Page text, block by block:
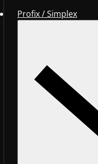
Profix / Simplex